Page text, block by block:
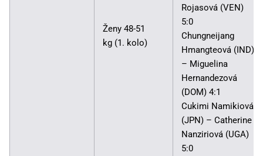
Ženy 48-51
kg (1. kolo)
Rojasová (VEN)
5:0
Chungneijang
Hmangteová (IND)
– Miguelina
Hernandezová
(DOM) 4:1
Cukimi Namikiová
(JPN) – Catherine
Nanziriová (UGA)
5:0